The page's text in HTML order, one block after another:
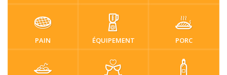
PAIN ÉQUIPEMENT PORC